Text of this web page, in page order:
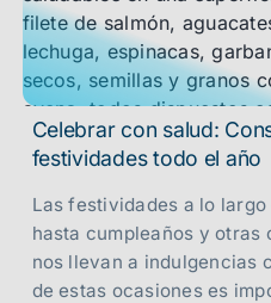
Celebrar con salud:
festividades todo el año
Las festividades a lo
hasta cumpleaños y otras
nos llevan a indulgencias
de estas ocasiones es